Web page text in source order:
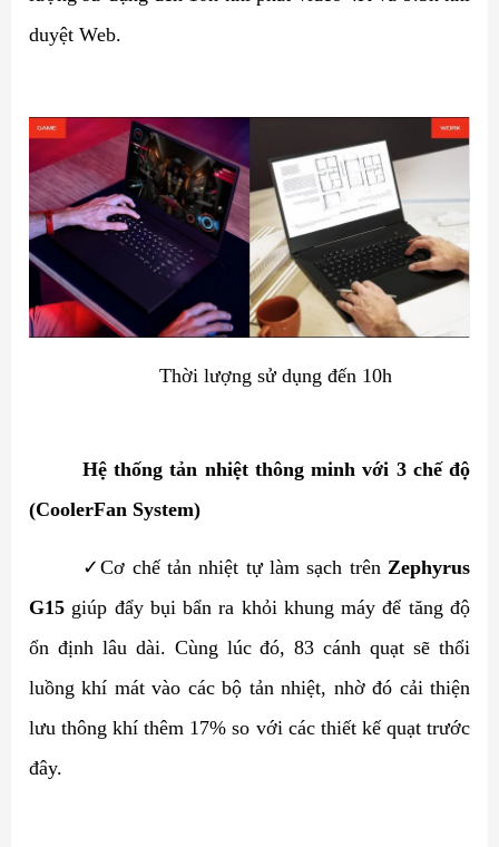
duyệt Web.
Thời lượng sử dụng đến 10h
Hệ thống tản nhiệt thông minh với 3 chế độ
(CoolerFan System)
✓Cơ chế tản nhiệt tự làm sạch trên Zephyrus
G15 giúp đẩy bụi bẩn ra khỏi khung máy để tăng độ
ổn định lâu dài. Cùng lúc đó, 83 cánh quạt sẽ thổi
luồng khí mát vào các bộ tản nhiệt, nhờ đó cải thiện
lưu thông khí thêm 17% so với các thiết kế quạt trước
đây.